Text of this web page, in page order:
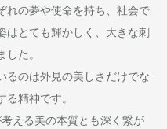
れの夢や使命を持ち、社会で
はとても輝かしく、大きな刺
た。
るのは外見の美しさだけでな
精神です。
える美の本質とも深く繋が